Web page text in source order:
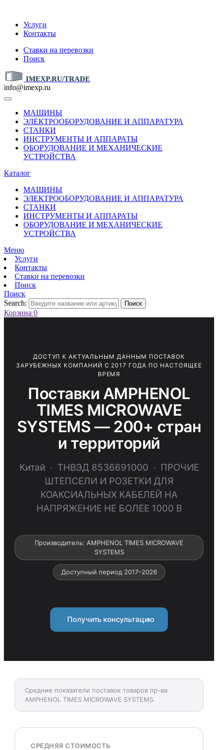
Услуги
Контакты
Ставки на перевозки
Поиск
IMEXP.RU/TRADE
info@imexp.ru
МАШИНЫ
ЭЛЕКТРООБОРУДОВАНИЕ И АППАРАТУРА
СТАНКИ
ИНСТРУМЕНТЫ И АППАРАТЫ
ОБОРУДОВАНИЕ И МЕХАНИЧЕСКИЕ
УСТРОЙСТВА
Каталог
МАШИНЫ
ЭЛЕКТРООБОРУДОВАНИЕ И АППАРАТУРА
СТАНКИ
ИНСТРУМЕНТЫ И АППАРАТЫ
ОБОРУДОВАНИЕ И МЕХАНИЧЕСКИЕ
УСТРОЙСТВА
Меню
Услуги
Контакты
Ставки на перевозки
Поиск
Поиск
Search:
Поиск
Корзина 0
ДОСТУП К АКТУАЛЬНЫМ ДАННЫМ ПОСТАВОК
ЗАРУБЕЖНЫХ КОМПАНИЙ С 2017 ГОДА ПО НАСТОЯЩЕЕ
ВРЕМЯ
Поставки AMPHENOL
TIMES MICROWAVE
SYSTEMS — 200+ стран
и территорий
Китай · ТНВЭД 8536691000 · ПРОЧИЕ
ШТЕПСЕЛИ И РОЗЕТКИ ДЛЯ
КОАКСИАЛЬНЫХ КАБЕЛЕЙ НА
НАПРЯЖЕНИЕ НЕ БОЛЕЕ 1000 В
Производитель: AMPHENOL TIMES MICROWAVE
SYSTEMS
Доступный период 2017–2026
Получить консультацию
Средние показатели поставок товаров пр-ва
AMPHENOL TIMES MICROWAVE SYSTEMS.
СРЕДНЯЯ СТОИМОСТЬ